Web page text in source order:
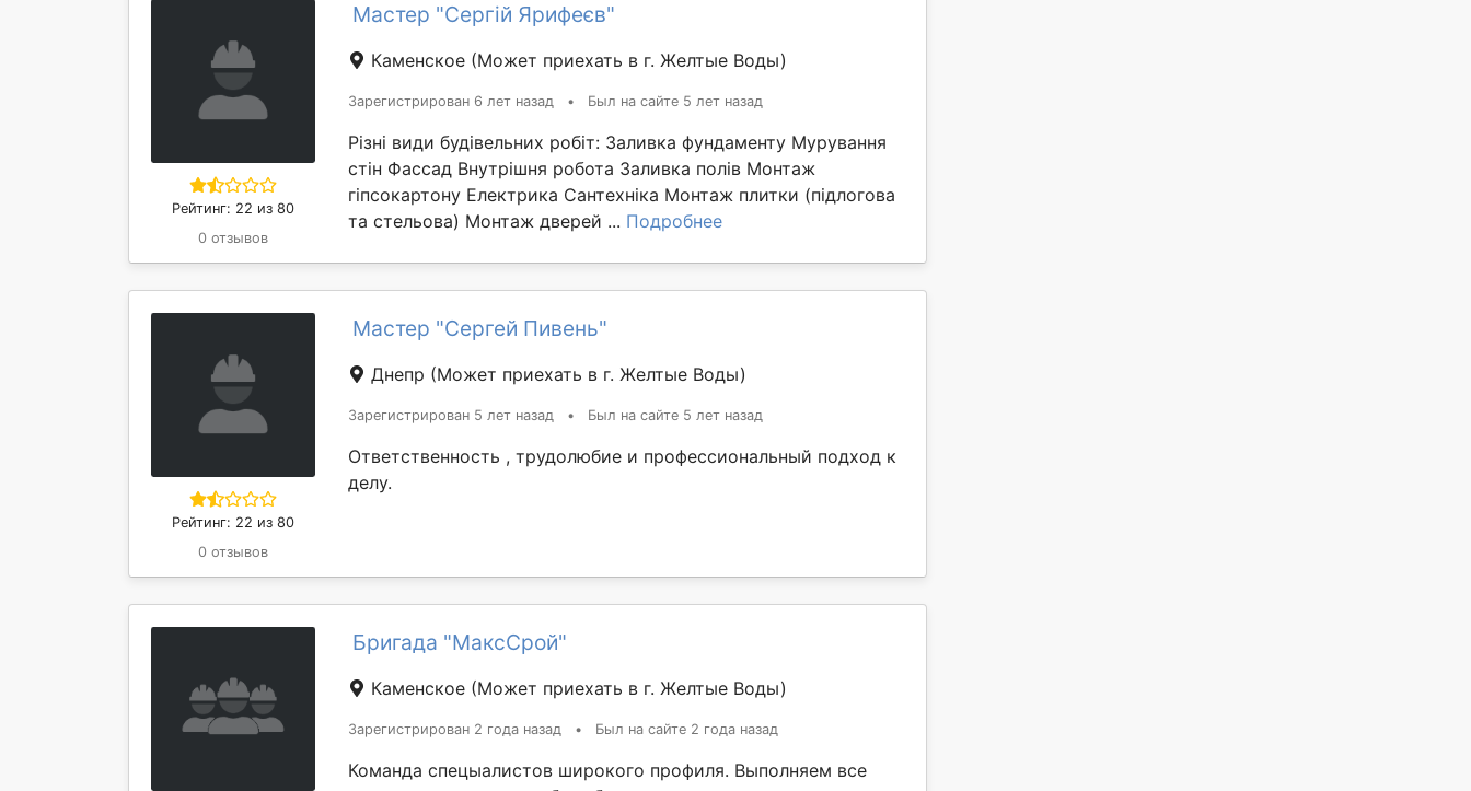
Рейтинг: 22 из 80
0 отзывов
Мастер "Сергій Ярифеєв"
Каменское (Может приехать в г. Желтые Воды)
Зарегистрирован 6 лет назад • Был на сайте 5 лет назад
Різні види будівельних робіт: Заливка фундаменту Мурування
стін Фассад Внутрішня робота Заливка полів Монтаж
гіпсокартону Електрика Сантехніка Монтаж плитки (підлогова
та стельова) Монтаж дверей ... Подробнее
Рейтинг: 22 из 80
0 отзывов
Мастер "Сергей Пивень"
Днепр (Может приехать в г. Желтые Воды)
Зарегистрирован 5 лет назад • Был на сайте 5 лет назад
Ответственность , трудолюбие и профессиональный подход к
делу.
Бригада "МаксСрой"
Каменское (Может приехать в г. Желтые Воды)
Зарегистрирован 2 года назад • Был на сайте 2 года назад
Команда спецыалистов широкого профиля. Выполняем все